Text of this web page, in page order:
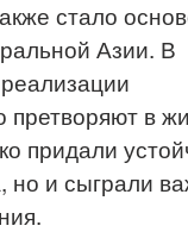
стало
Азии. В
претворяют в
придали
но и сыграли